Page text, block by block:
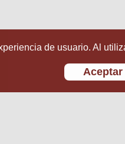
de usuario. Al
Aceptar